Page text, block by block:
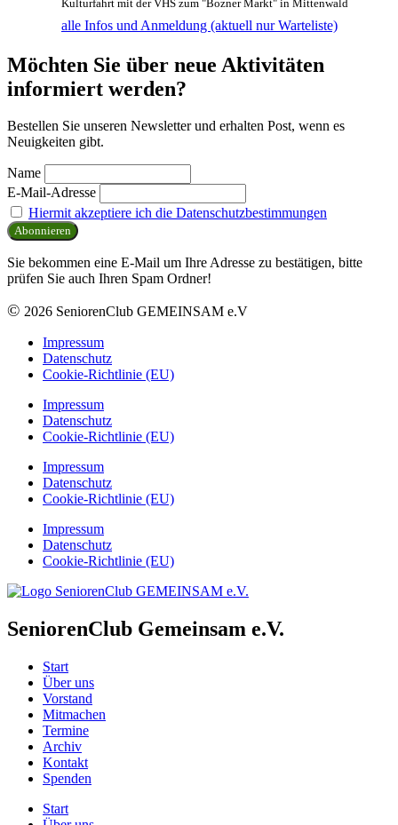
Kulturfahrt mit der VHS zum "Bozner Markt" in Mittenwald
alle Infos und Anmeldung (aktuell nur Warteliste)
Möchten Sie über neue Aktivitäten
informiert werden?
Bestellen Sie unseren Newsletter und erhalten Post, wenn es
Neuigkeiten gibt.
Name
E-Mail-Adresse
Hiermit akzeptiere ich die Datenschutzbestimmungen
Sie bekommen eine E-Mail um Ihre Adresse zu bestätigen, bitte
prüfen Sie auch Ihren Spam Ordner!
© 2026 SeniorenClub GEMEINSAM e.V
Impressum
Datenschutz
Cookie-Richtlinie (EU)
Impressum
Datenschutz
Cookie-Richtlinie (EU)
Impressum
Datenschutz
Cookie-Richtlinie (EU)
Impressum
Datenschutz
Cookie-Richtlinie (EU)
SeniorenClub Gemeinsam e.V.
Start
Über uns
Vorstand
Mitmachen
Termine
Archiv
Kontakt
Spenden
Start